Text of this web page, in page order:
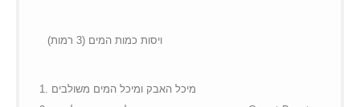
ויסות כמות המים (3 רמות)
מיכל האבק ומיכל המים משולבים